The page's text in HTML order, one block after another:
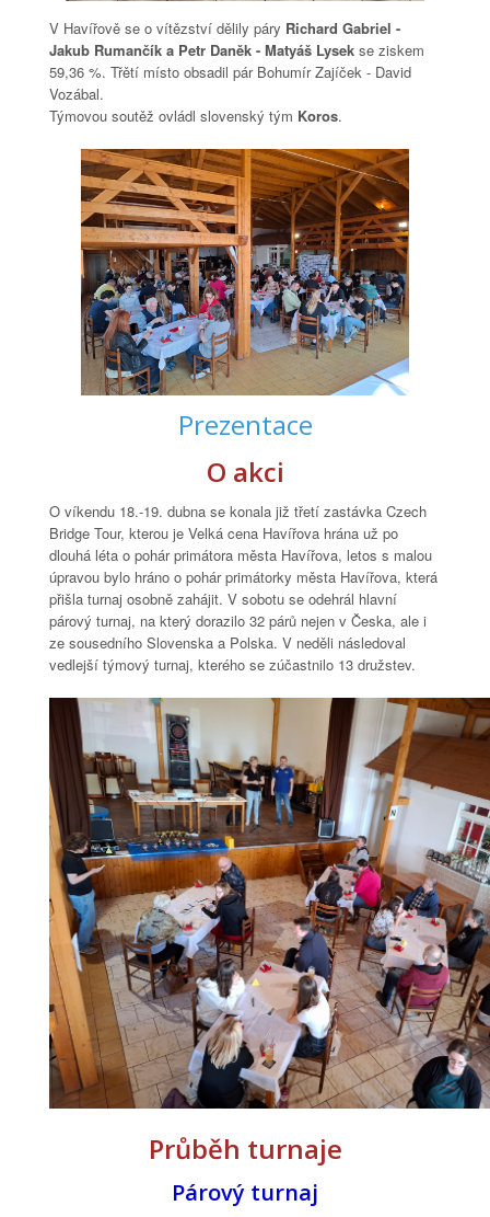
V Havířově se o vítězství dělily páry Richard Gabriel -
Jakub Rumančík a Petr Daněk - Matyáš Lysek se ziskem
59,36 %. Třětí místo obsadil pár Bohumír Zajíček - David
Vozábal.
Týmovou soutěž ovládl slovenský tým Koros.
Prezentace
O akci
O víkendu 18.-19. dubna se konala již třetí zastávka Czech
Bridge Tour, kterou je Velká cena Havířova hrána už po
dlouhá léta o pohár primátora města Havířova, letos s malou
úpravou bylo hráno o pohár primátorky města Havířova, která
přišla turnaj osobně zahájit. V sobotu se odehrál hlavní
párový turnaj, na který dorazilo 32 párů nejen v Česka, ale i
ze sousedního Slovenska a Polska. V neděli následoval
vedlejší týmový turnaj, kterého se zúčastnilo 13 družstev.
Průběh turnaje
Párový turnaj